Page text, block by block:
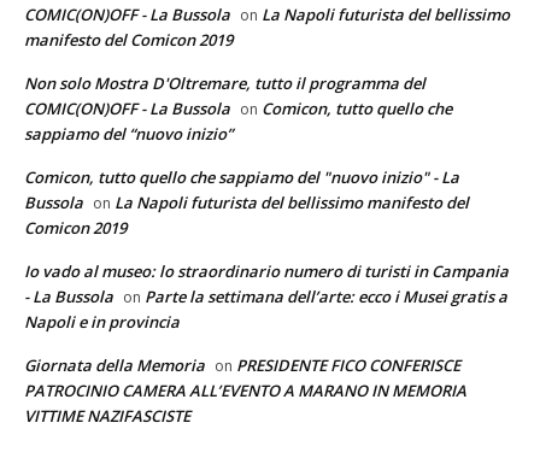
COMIC(ON)OFF - La Bussola on La Napoli futurista del bellissimo
manifesto del Comicon 2019
Non solo Mostra D'Oltremare, tutto il programma del
COMIC(ON)OFF - La Bussola on Comicon, tutto quello che
sappiamo del “nuovo inizio”
Comicon, tutto quello che sappiamo del "nuovo inizio" - La
Bussola on La Napoli futurista del bellissimo manifesto del
Comicon 2019
Io vado al museo: lo straordinario numero di turisti in Campania
- La Bussola on Parte la settimana dell’arte: ecco i Musei gratis a
Napoli e in provincia
Giornata della Memoria on PRESIDENTE FICO CONFERISCE
PATROCINIO CAMERA ALL’EVENTO A MARANO IN MEMORIA
VITTIME NAZIFASCISTE